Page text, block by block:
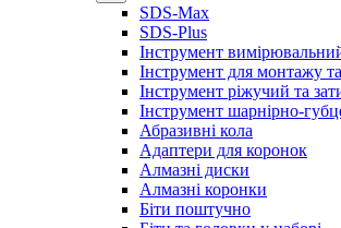
SDS-Max
SDS-Plus
Інструмент
Інструмент для монтажу
Інструмент ріжучий та
Інструмент шарнірно-
Абразивні кола
Адаптери для коронок
Алмазні диски
Алмазні коронки
Біти поштучно